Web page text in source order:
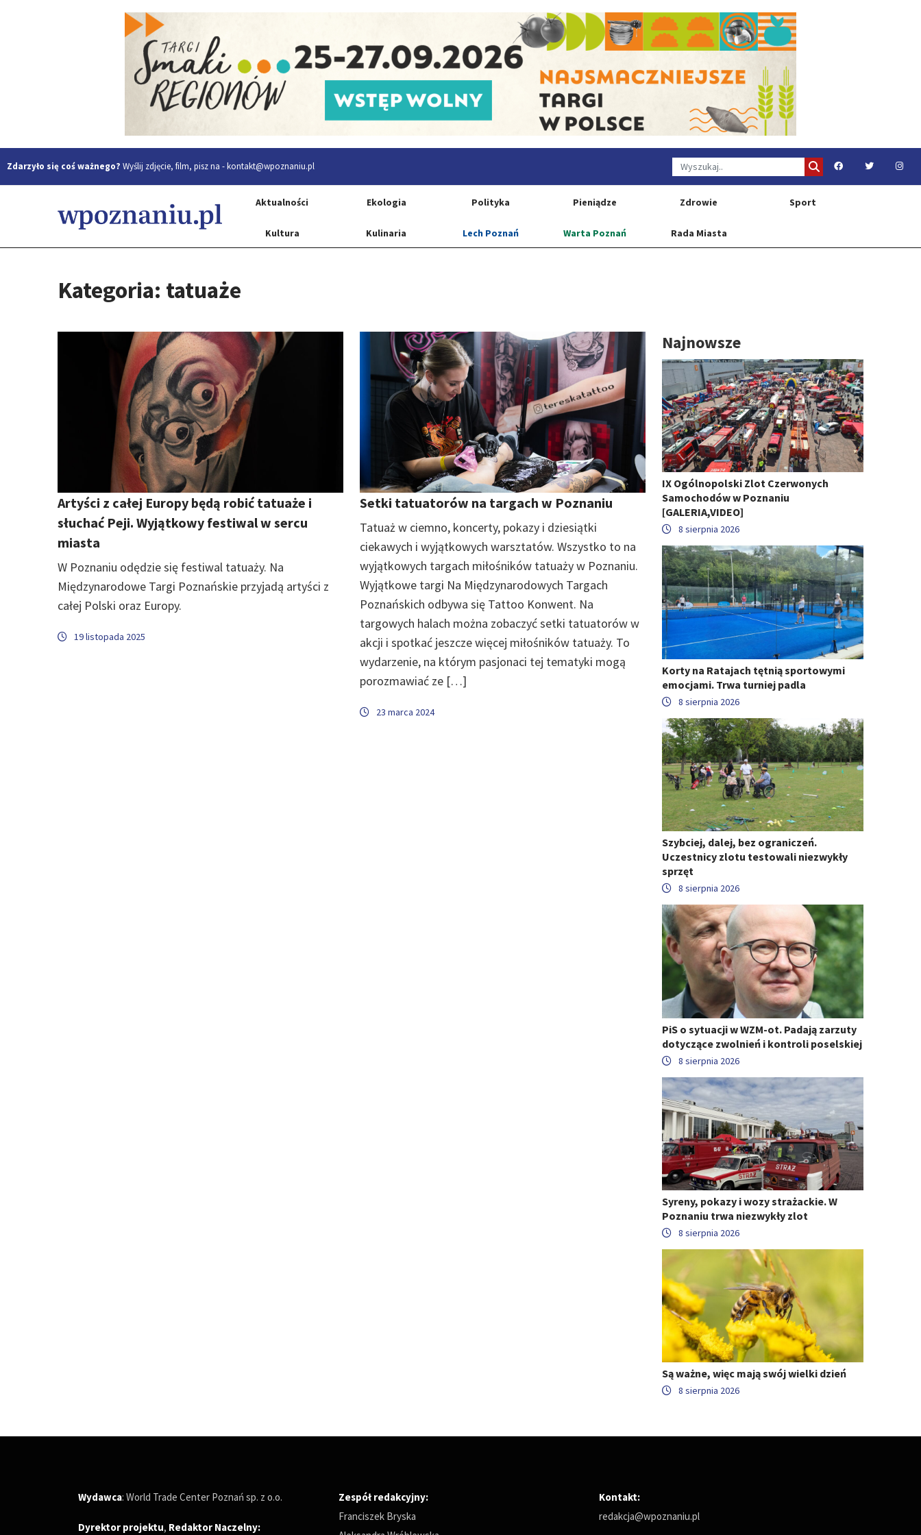
Zdarzyło się coś ważnego? Wyślij zdjęcie, film, pisz na -kontakt@wpoznaniu.pl
Aktualności Ekologia Polityka Pieniądze Zdrowie Sport
Kultura Kulinaria Lech Poznań Warta Poznań Rada Miasta
Kategoria: tatuaże
Artyści z całej Europy będą robić tatuaże i
słuchać Peji. Wyjątkowy festiwal w sercu
miasta
W Poznaniu odędzie się festiwal tatuaży. Na
Międzynarodowe Targi Poznańskie przyjadą artyści z
całej Polski oraz Europy.
19 listopada 2025
Setki tatuatorów na targach w Poznaniu
Tatuaż w ciemno, koncerty, pokazy i dziesiątki
ciekawych i wyjątkowych warsztatów. Wszystko to na
wyjątkowych targach miłośników tatuaży w Poznaniu.
Wyjątkowe targi Na Międzynarodowych Targach
Poznańskich odbywa się Tattoo Konwent. Na
targowych halach można zobaczyć setki tatuatorów w
akcji i spotkać jeszcze więcej miłośników tatuaży. To
wydarzenie, na którym pasjonaci tej tematyki mogą
porozmawiać ze […]
23 marca 2024
Najnowsze
IX Ogólnopolski Zlot Czerwonych
Samochodów w Poznaniu
[GALERIA,VIDEO]
8 sierpnia 2026
Korty na Ratajach tętnią sportowymi
emocjami. Trwa turniej padla
8 sierpnia 2026
Szybciej, dalej, bez ograniczeń.
Uczestnicy zlotu testowali niezwykły
sprzęt
8 sierpnia 2026
PiS o sytuacji w WZM-ot. Padają zarzuty
dotyczące zwolnień i kontroli poselskiej
8 sierpnia 2026
Syreny, pokazy i wozy strażackie. W
Poznaniu trwa niezwykły zlot
8 sierpnia 2026
Są ważne, więc mają swój wielki dzień
8 sierpnia 2026
Wydawca: World Trade Center Poznań sp. z o.o.
Dyrektor projektu, Redaktor Naczelny:
Zespół redakcyjny:
Franciszek Bryska
Kontakt:
redakcja@wpoznaniu.pl